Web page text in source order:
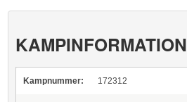
KAMPINFORMATION
Kampnummer: 172312